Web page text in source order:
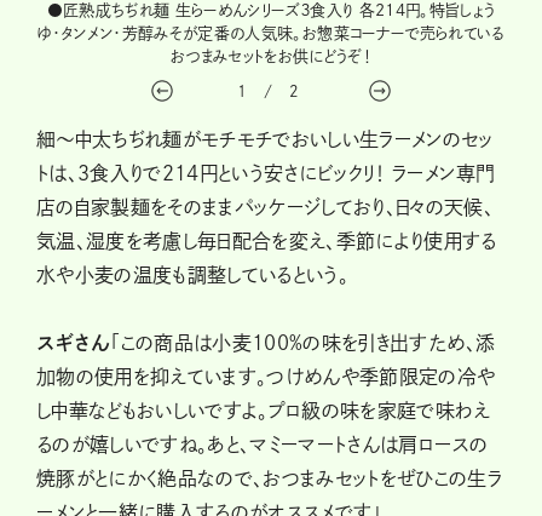
●匠熟成ちぢれ麺 生らーめんシリーズ３食入り 各214円。特旨しょう
ゆ・タンメン・芳醇みそが定番の人気味。お惣菜コーナーで売られている
おつまみセットをお供にどうぞ！
1 / 2
細～中太ちぢれ麺がモチモチでおいしい生ラーメンのセッ
トは、３食入りで214円という安さにビックリ！ ラーメン専門
店の自家製麺をそのままパッケージしており、日々の天候、
気温、湿度を考慮し毎日配合を変え、季節により使用する
水や小麦の温度も調整しているという。
スギさん 「この商品は小麦100%の味を引き出すため、添
加物の使用を抑えています。つけめんや季節限定の冷や
し中華などもおいしいですよ。プロ級の味を家庭で味わえ
るのが嬉しいですね。あと、マミーマートさんは肩ロースの
焼豚がとにかく絶品なので、おつまみセットをぜひこの生ラ